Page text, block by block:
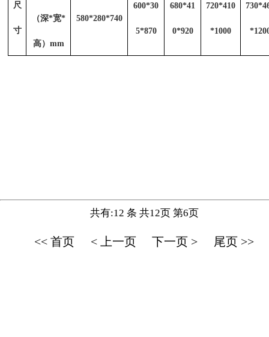
尺
寸
（深*宽*
高）mm
580*280*740
600*30
5*870
680*41
0*920
720*410
*1000
共有:12 条 共12页 第6页
<< 首页 < 上一页 下一页 > 尾页 >>